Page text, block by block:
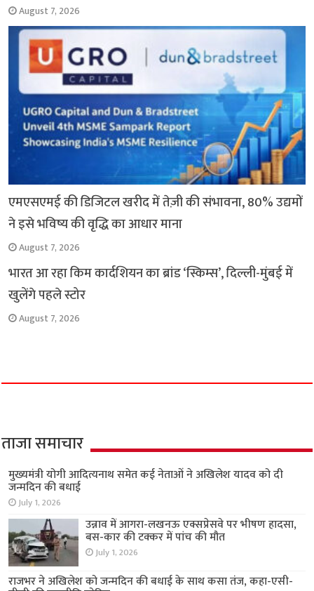
August 7, 2026
एमएसएमई की डिजिटल खरीद में तेज़ी की संभावना, 80% उद्यमों
ने इसे भविष्य की वृद्धि का आधार माना
August 7, 2026
भारत आ रहा किम कार्दशियन का ब्रांड ‘स्किम्स’, दिल्ली-मुंबई में
खुलेंगे पहले स्टोर
August 7, 2026
ताजा समाचार
मुख्यमंत्री योगी आदित्यनाथ समेत कई नेताओं ने अखिलेश यादव को दी
जन्मदिन की बधाई
July 1, 2026
उन्नाव में आगरा-लखनऊ एक्सप्रेसवे पर भीषण हादसा,
बस-कार की टक्कर में पांच की मौत
July 1, 2026
राजभर ने अखिलेश को जन्मदिन की बधाई के साथ कसा तंज, कहा-एसी-